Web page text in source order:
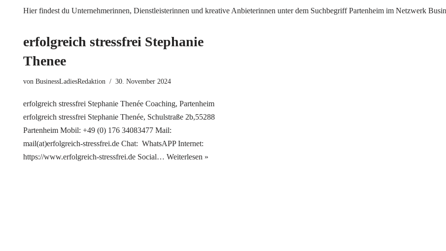
Hier findest du Unternehmerinnen, Dienstleisterinnen und kreative Anbieterinnen unter dem Suchbegriff Partenheim im Netzwerk
erfolgreich stressfrei Stephanie
Thenee
von BusinessLadiesRedaktion 30. November 2024
erfolgreich stressfrei Stephanie Thenée Coaching, Partenheim
erfolgreich stressfrei Stephanie Thenée, Schulstraße 2b,55288
Partenheim Mobil: +49 (0) 176 34083477 Mail:
mail(at)erfolgreich-stressfrei.de Chat: WhatsAPP Internet:
https://www.erfolgreich-stressfrei.de Social… Weiterlesen »